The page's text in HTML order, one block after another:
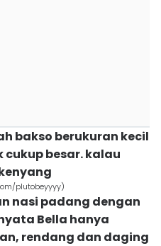
bakso berukuran kecil
besar. kalau
plutobeyyyy)
nasi padang dengan
Bella hanya
rendang dan daging